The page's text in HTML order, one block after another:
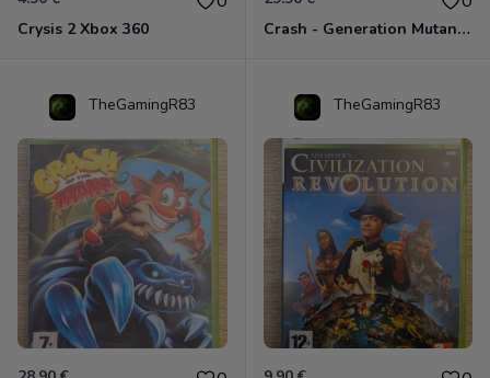
Crysis 2 Xbox 360 Crash - Generation Mutant Xbox 360
TheGamingR83 TheGamingR83